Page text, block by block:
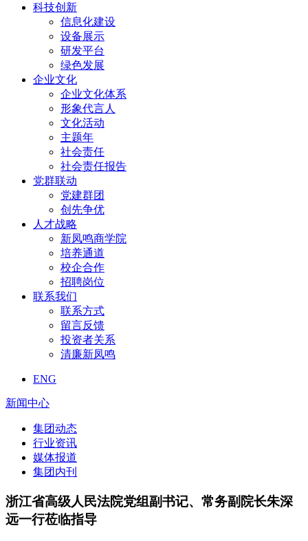
科技创新
信息化建设
设备展示
研发平台
绿色发展
企业文化
企业文化体系
形象代言人
文化活动
主题年
社会责任
社会责任报告
党群联动
党建群团
创先争优
人才战略
新凤鸣商学院
培养通道
校企合作
招聘岗位
联系我们
联系方式
留言反馈
投资者关系
清廉新凤鸣
ENG
新闻中心
集团动态
行业资讯
媒体报道
集团内刊
浙江省高级人民法院党组副书记、常务副院长朱深
远一行莅临指导